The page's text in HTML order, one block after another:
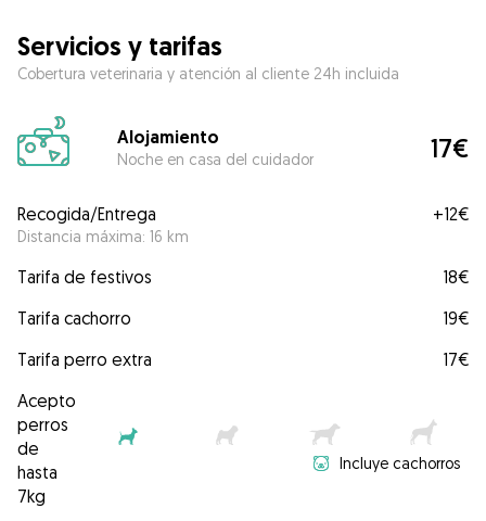
Servicios y tarifas
Cobertura veterinaria y atención al cliente 24h incluida
Alojamiento
Noche en casa del cuidador 17€
Recogida/Entrega
Distancia máxima: 16 km
+12€
Tarifa de festivos
18€
Tarifa cachorro
19€
Tarifa perro extra
17€
Acepto
perros
de
hasta
7kg
Incluye cachorros